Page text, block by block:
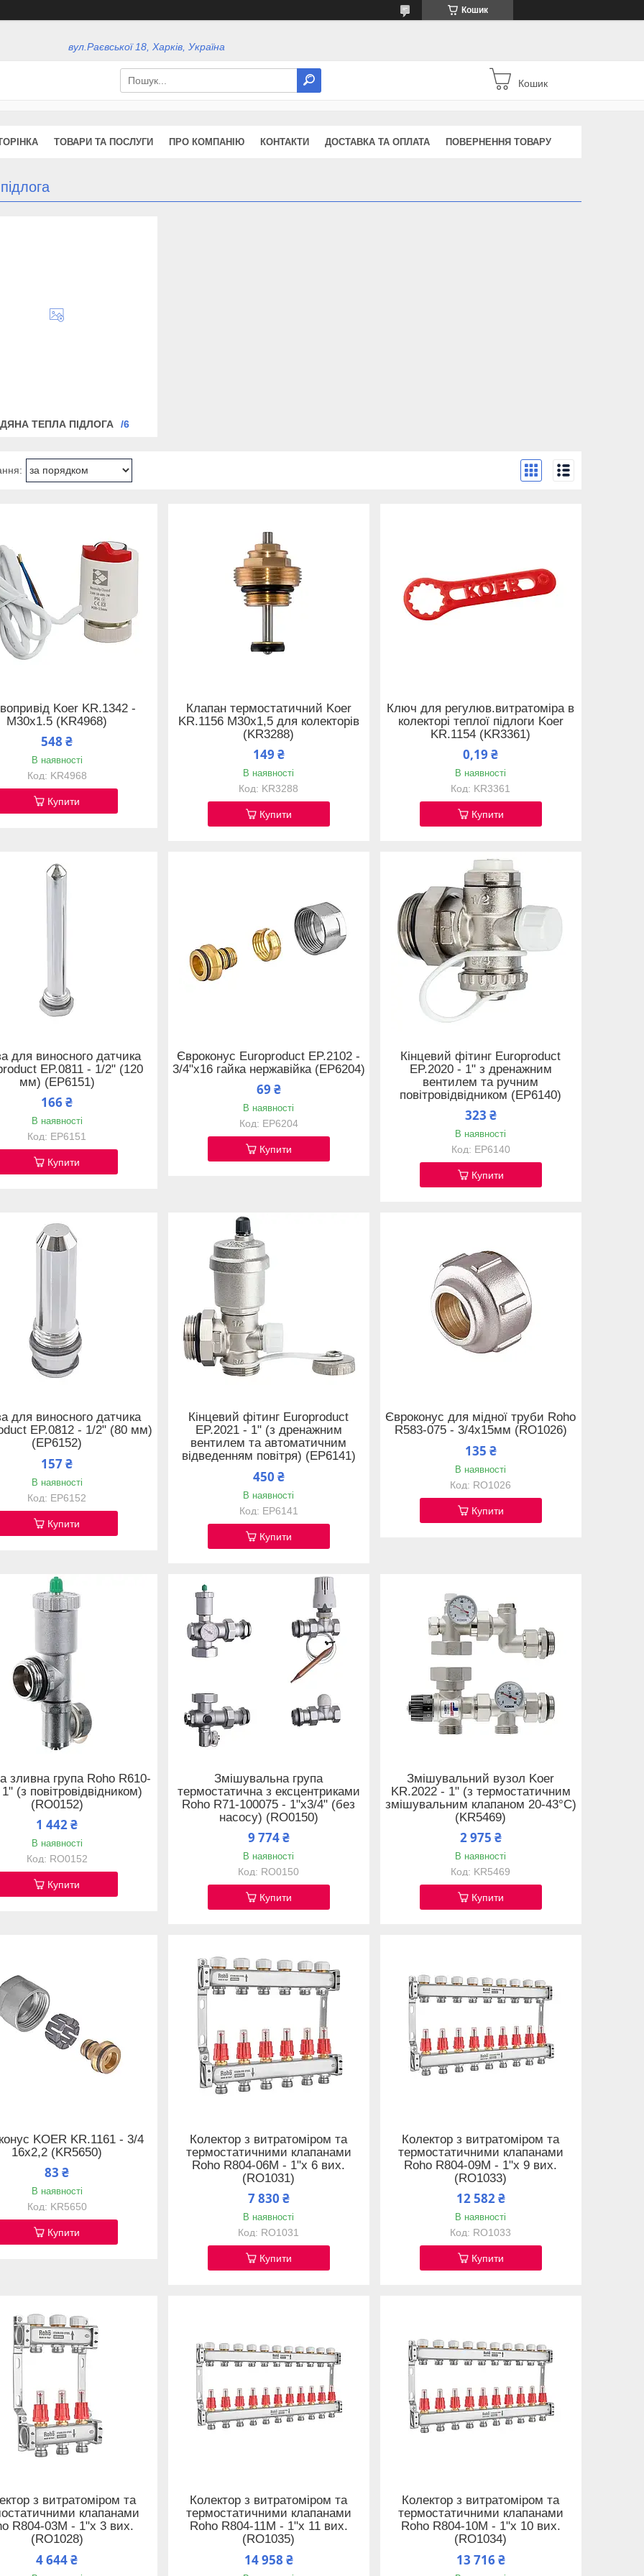
Кошик
вул.Раєвської 18, Харків, Україна
Кошик
ТОВАРИ ТА ПОСЛУГИ ПРО КОМПАНІЮ КОНТАКТИ ДОСТАВКА ТА ОПЛАТА ПОВЕРНЕННЯ ТОВАРУ
ТЕПЛА ПІДЛОГА 6
Koer KR.1342 -
M30x1.5 (KR4968)
548 ₴
В наявності
KR4968
Купити
Клапан термостатичний Koer
KR.1156 M30x1,5 для колекторів
(KR3288)
149 ₴
В наявності
KR3288
Купити
Ключ для регулюв.витратоміра в
колекторі теплої підлоги Koer
KR.1154 (KR3361)
0,19 ₴
В наявності
KR3361
Купити
для виносного датчика
EP.0811 - 1/2" (120
мм) (EP6151)
166 ₴
В наявності
EP6151
Купити
Євроконус Europroduct EP.2102 -
3/4"x16 гайка нержавійка (EP6204)
69 ₴
В наявності
EP6204
Купити
Кінцевий фітинг Europroduct
EP.2020 - 1" з дренажним
вентилем та ручним
повітровідвідником (EP6140)
323 ₴
В наявності
EP6140
Купити
для виносного датчика
EP.0812 - 1/2" (80 мм)
(EP6152)
157 ₴
В наявності
EP6152
Купити
Кінцевий фітинг Europroduct
EP.2021 - 1" (з дренажним
вентилем та автоматичним
відведенням повітря) (EP6141)
450 ₴
В наявності
EP6141
Купити
Євроконус для мідної труби Roho
R583-075 - 3/4x15мм (RO1026)
135 ₴
В наявності
RO1026
Купити
зливна група Roho R610-
(з повітровідвідником)
(RO0152)
1 442 ₴
В наявності
RO0152
Купити
Змішувальна група
термостатична з ексцентриками
Roho R71-100075 - 1"х3/4" (без
насосу) (RO0150)
9 774 ₴
В наявності
RO0150
Купити
Змішувальний вузол Koer
KR.2022 - 1" (з термостатичним
змішувальним клапаном 20-43°C)
(KR5469)
2 975 ₴
В наявності
KR5469
Купити
KOER KR.1161 - 3/4
16x2,2 (KR5650)
83 ₴
В наявності
KR5650
Купити
Колектор з витратоміром та
термостатичними клапанами
Roho R804-06M - 1"х 6 вих.
(RO1031)
7 830 ₴
В наявності
RO1031
Купити
Колектор з витратоміром та
термостатичними клапанами
Roho R804-09M - 1"х 9 вих.
(RO1033)
12 582 ₴
В наявності
RO1033
Купити
з витратоміром та
клапанами
R804-03M - 1"х 3 вих.
(RO1028)
4 644 ₴
Колектор з витратоміром та
термостатичними клапанами
Roho R804-11M - 1"х 11 вих.
(RO1035)
14 958 ₴
Колектор з витратоміром та
термостатичними клапанами
Roho R804-10M - 1"х 10 вих.
(RO1034)
13 716 ₴